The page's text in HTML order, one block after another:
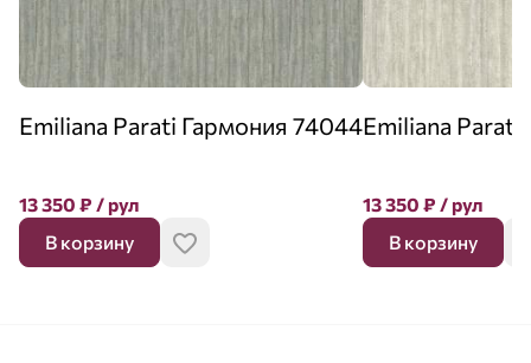
Emiliana Parati Гармония 74044
13 350 ₽ / рул
В корзину
Emiliana Parati
13 350 ₽ / рул
В корзину